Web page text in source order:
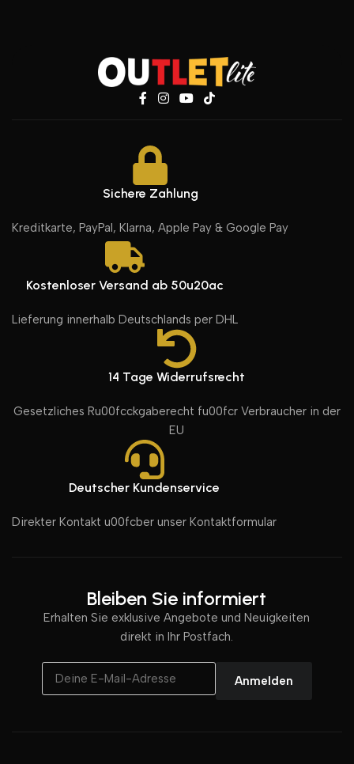
Sichere Zahlung
Kreditkarte, PayPal, Klarna, Apple Pay & Google Pay
Kostenloser Versand ab 50u20ac
Lieferung innerhalb Deutschlands per DHL
14 Tage Widerrufsrecht
Gesetzliches Ru00fcckgaberecht fu00fcr Verbraucher in der
EU
Deutscher Kundenservice
Direkter Kontakt u00fcber unser Kontaktformular
Bleiben Sie informiert
Erhalten Sie exklusive Angebote und Neuigkeiten
direkt in Ihr Postfach.
Anmelden